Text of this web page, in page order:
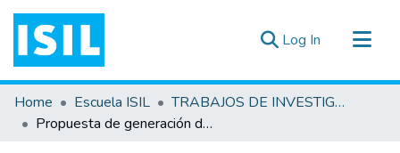
Log In (current)
All of DSpace
Statistics
Home Escuela ISIL
TRABAJOS DE INVESTIGACIÓN
Propuesta de generación de hologramas en tiempo real mediante inteligencia artificial en entornos virtuales interactivos 2024